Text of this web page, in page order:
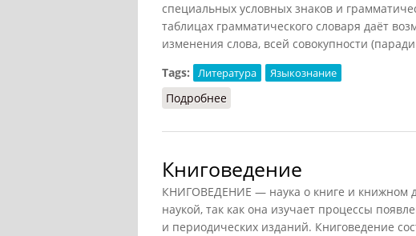
специальных условных знаков и
таблицах грамматического словаря даёт
изменения слова, всей совокупности
Tags:
Литература Языкознание
Подробнее
Книговедение
КНИГОВЕДЕНИЕ — наука о книге и книжном
наукой, так как она изучает процессы
и периодических изданий. Книговедение